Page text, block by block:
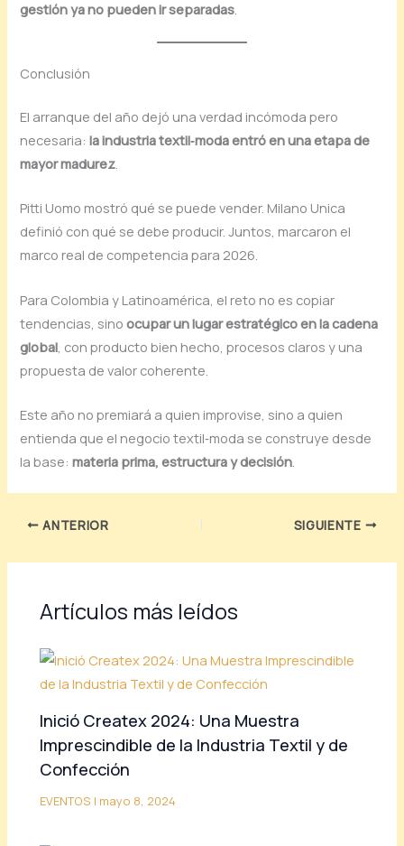
gestión ya no pueden ir separadas
Conclusión
El arranque del año dejó una verdad incómoda pero
necesaria:la industria textil‑moda entró en una etapa de
mayor madurez
Pitti Uomo mostró qué se puede vender. Milano Unica
definió con qué se debe producir. Juntos, marcaron el
marco real de competencia para 2026.
Para Colombia y Latinoamérica, el reto no es copiar
tendencias, sinoocupar un lugar estratégico en la cadena
global , con producto bien hecho, procesos claros y una
propuesta de valor coherente.
Este año no premiará a quien improvise, sino a quien
entienda que el negocio textil‑moda se construye desde
la base:materia prima, estructura y decisión
ANTERIOR SIGUIENTE
Artículos más leídos
Inició Createx 2024: Una Muestra
Imprescindible de la Industria Textil y de
Confección
EVENTOS | mayo 8, 2024